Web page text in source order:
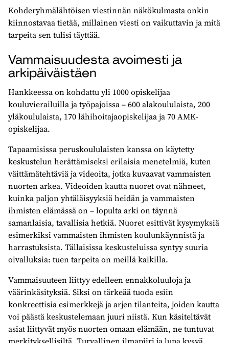
Kohderyhmälähtöisen viestinnän näkökulmasta onkin
kiinnostavaa tietää, millainen viesti on vaikuttavin ja mitä
tarpeita sen tulisi täyttää.
Vammaisuudesta avoimesti ja
arkipäiväistäen
Hankkeessa on kohdattu yli 1000 opiskelijaa
kouluvierailuilla ja työpajoissa – 600 alakoululaista, 200
yläkoululaista, 170 lähihoitajaopiskelijaa ja 70 AMK-
opiskelijaa.
Tapaamisissa peruskoululaisten kanssa on käytetty
keskustelun herättämiseksi erilaisia menetelmiä, kuten
väittämätehtäviä ja videoita, jotka kuvaavat vammaisten
nuorten arkea. Videoiden kautta nuoret ovat nähneet,
kuinka paljon yhtäläisyyksiä heidän ja vammaisten
ihmisten elämässä on – lopulta arki on täynnä
samanlaisia, tavallisia hetkiä. Nuoret esittivät kysymyksiä
esimerkiksi vammaisten ihmisten koulunkäynnistä ja
harrastuksista. Tällaisissa keskusteluissa syntyy suuria
oivalluksia: tuen tarpeita on meillä kaikilla.
Vammaisuuteen liittyy edelleen ennakkoluuloja ja
väärinkäsityksiä. Siksi on tärkeää tuoda esiin
konkreettisia esimerkkejä ja arjen tilanteita, joiden kautta
voi päästä keskustelemaan juuri niistä. Kun käsiteltävät
asiat liittyvät myös nuorten omaan elämään, ne tuntuvat